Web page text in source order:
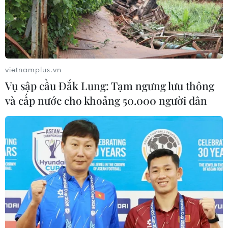
Nghị quyết số 80-NQ/TW: Hải Phòng
- bản sắc cửa biển và chiều sâu văn
hóa
07/08/2026 03:08
Việt Nam hướng tới trở
thành trung tâm văn hóa và sáng tạo
hàng đầu khu vực
06/08/2026 23:33
Buổi hòa nhạc kéo dài 639 năm vừa
mới hoàn thành 4% hành trình
06/08/2026 11:54
vietnamplus.vn
Vụ sập cầu Đắk Lung: Tạm ngưng lưu thông
và cấp nước cho khoảng 50.000 người dân